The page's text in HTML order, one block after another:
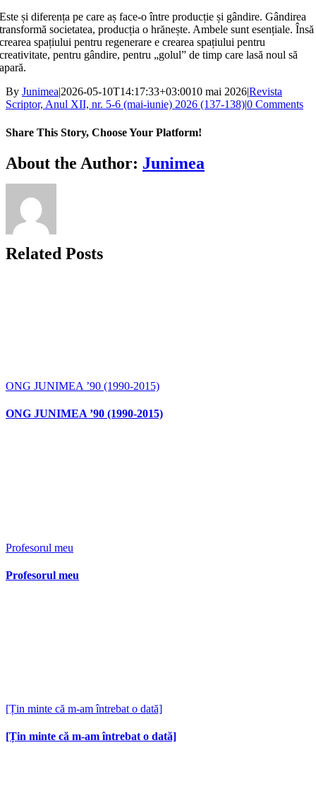
Este și diferența pe care aș face‑o între producție și gândire. Gândirea
transformă societatea, producția o hrănește. Ambele sunt esențiale. Însă
crearea spațiului pentru regenerare e crearea spațiului pentru
creativitate, pentru gândire, pentru „golul” de timp care lasă noul să
apară.
By Junimea|2026-05-10T14:17:33+03:0010 mai 2026|Revista
Scriptor, Anul XII, nr. 5-6 (mai-iunie) 2026 (137-138)|0 Comments
Share This Story, Choose Your Platform!
Facebook
X
Bluesky
Reddit
LinkedIn
WhatsApp
Telegram
Tumblr
Xing
Email
Copy
Link
About the Author: Junimea
Related Posts
ONG JUNIMEA ’90 (1990-2015)
ONG JUNIMEA ’90 (1990-2015)
Profesorul meu
Profesorul meu
[Țin minte că m-am întrebat o dată]
[Țin minte că m-am întrebat o dată]